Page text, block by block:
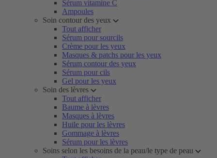
Sérum vitamine C
Ampoules
Soin contour des yeux
Tout afficher
Sérum pour sourcils
Crème pour les yeux
Masques & patchs pour les yeux
Sérum contour des yeux
Sérum pour cils
Gel pour les yeux
Soin des lèvres
Tout afficher
Baume à lèvres
Masques à lèvres
Huile pour les lèvres
Gommage à lèvres
Sérum pour les lèvres
Soins selon les besoins de la peau/le type de peau